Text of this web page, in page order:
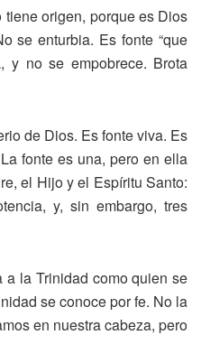
origen, porque es Dios
se enturbia. Es fonte “que
y no se empobrece. Brota
de Dios. Es fonte viva. Es
fonte es una, pero en ella
el Hijo y el Espíritu Santo:
y, sin embargo, tres
la Trinidad como quien se
se conoce por fe. No la
en nuestra cabeza, pero